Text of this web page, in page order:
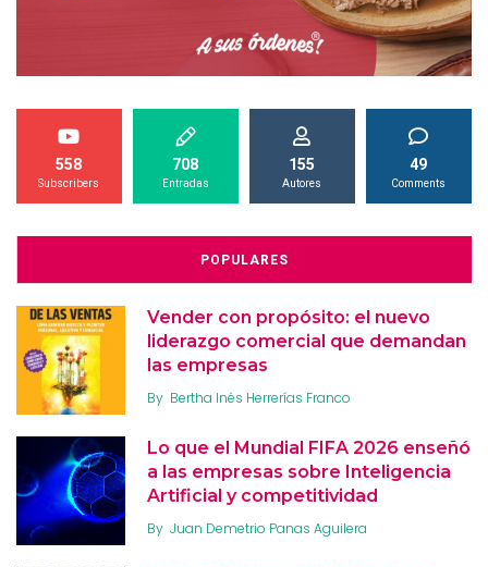
558
Subscribers
708
Entradas
155
Autores
49
Comments
POPULARES
Vender con propósito: el nuevo
liderazgo comercial que demandan
las empresas
By Bertha Inés Herrerías Franco
Lo que el Mundial FIFA 2026 enseñó
a las empresas sobre Inteligencia
Artificial y competitividad
By Juan Demetrio Panas Aguilera